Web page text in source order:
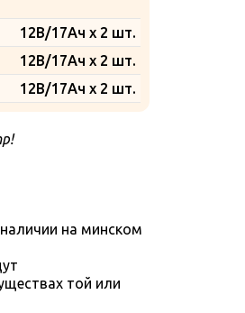
12В/17Ач x 2 шт.
12В/17Ач x 2 шт.
12В/17Ач x 2 шт.
на минском
той или